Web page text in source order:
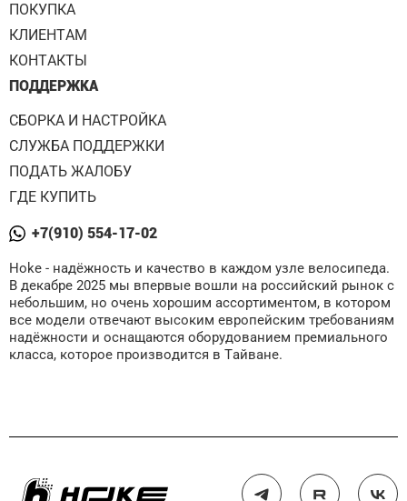
ПОКУПКА
КЛИЕНТАМ
КОНТАКТЫ
ПОДДЕРЖКА
СБОРКА И НАСТРОЙКА
СЛУЖБА ПОДДЕРЖКИ
ПОДАТЬ ЖАЛОБУ
ГДЕ КУПИТЬ
+7(910) 554-17-02
Hoke - надёжность и качество в каждом узле велосипеда.
В декабре 2025 мы впервые вошли на российский рынок с
небольшим, но очень хорошим ассортиментом, в котором
все модели отвечают высоким европейским требованиям
надёжности и оснащаются оборудованием премиального
класса, которое производится в Тайване.